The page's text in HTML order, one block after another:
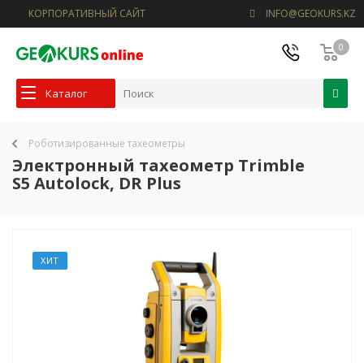
КОРПОРАТИВНЫЙ САЙТ INFO@GEOKURS.KZ
0
Каталог
Роботизированные тахеометры
Электронный тахеометр Trimble
S5 Autolock, DR Plus
ХИТ